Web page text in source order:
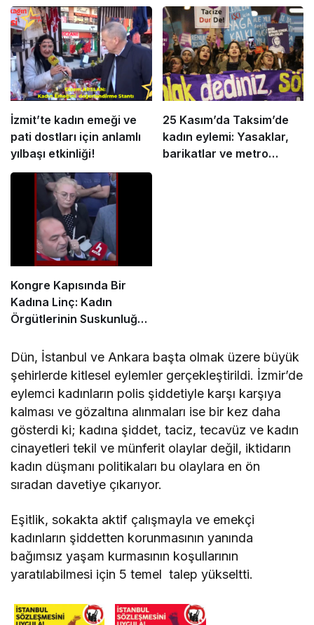
İzmit’te kadın emeği ve
pati dostları için anlamlı
yılbaşı etkinliği!
25 Kasım’da Taksim’de
kadın eylemi: Yasaklar,
barikatlar ve metro
Kongre Kapısında Bir
Kadına Linç: Kadın
Örgütlerinin Suskunluğu
Dün, İstanbul ve Ankara başta olmak üzere büyük
şehirlerde kitlesel eylemler gerçekleştirildi. İzmir’de
eylemci kadınların polis şiddetiyle karşı karşıya
kalması ve gözaltına alınmaları ise bir kez daha
gösterdi ki; kadına şiddet, taciz, tecavüz ve kadın
cinayetleri tekil ve münferit olaylar değil, iktidarın
kadın düşmanı politikaları bu olaylara en ön
sıradan davetiye çıkarıyor.
Eşitlik, sokakta aktif çalışmayla ve emekçi
kadınların şiddetten korunmasının yanında
bağımsız yaşam kurmasının koşullarının
yaratılabilmesi için 5 temel talep yükseltti.